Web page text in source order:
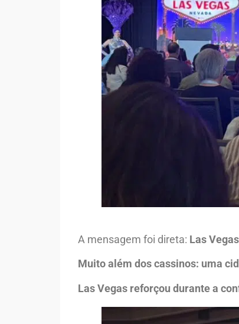
A mensagem foi direta: Las
Muito além dos cassinos: uma
Las Vegas reforçou durante a